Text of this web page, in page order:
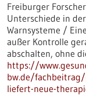
Freiburger
Unterschiede in
Warnsysteme /
außer Kontrolle
abschalten, ohne
https://
bw.de/
liefert-neue-